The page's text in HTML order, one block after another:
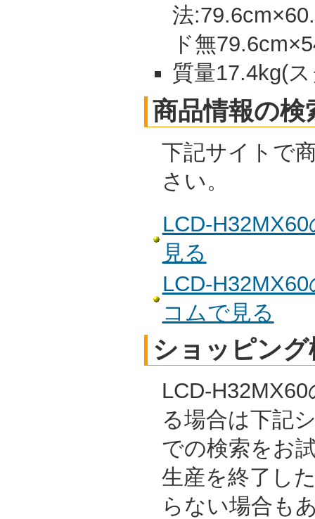
法
ド無
質量17.4kg(
商品情報の検
下記サイトで
さい。
LCD-
見る
LCD-
コムで見る
ショッピング
LCD-
る場合は下記
での検索をお
生産を終了し
らない場合も